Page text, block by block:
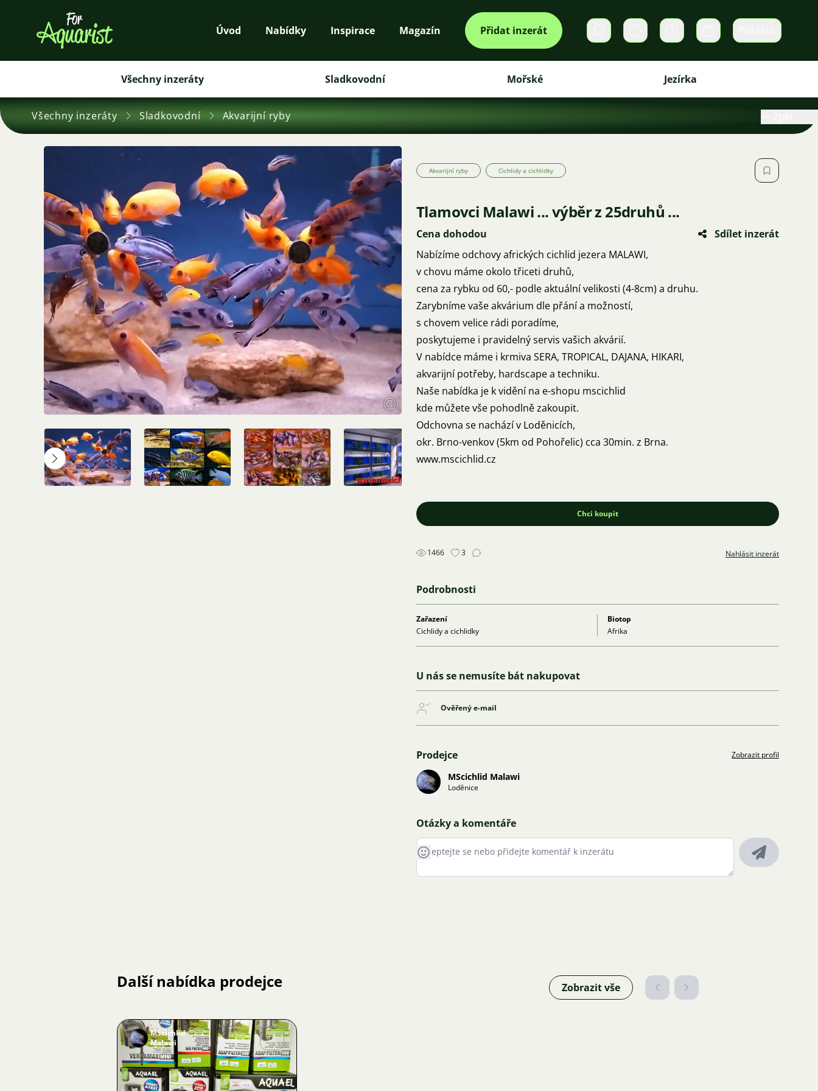
Úvod Nabídky Inspirace Magazín Přidat inzerát Soukromé zprávy Košík
Všechny inzeráty Sladkovodní Mořské Jezírka
Všechny inzeráty Sladkovodní Akvarijní ryby
Akvarijní ryby Cichlidy a cichlidky
Tlamovci Malawi ... výběr z 25druhů ...
Cena dohodou
Sdílet inzerát
Nabízíme odchovy afrických cichlid jezera MALAWI,
v chovu máme okolo třiceti druhů,
cena za rybku od 60,- podle aktuální velikosti (4-8cm) a druhu.
Zarybníme vaše akvárium dle přání a možností,
s chovem velice rádi poradíme,
poskytujeme i pravidelný servis vašich akvárií.
V nabídce máme i krmiva SERA, TROPICAL, DAJANA, HIKARI,
akvarijní potřeby, hardscape a techniku.
Naše nabídka je k vidění na e-shopu mscichlid
kde můžete vše pohodlně zakoupit.
Odchovna se nachází v Loděnicích,
okr. Brno-venkov (5km od Pohořelic) cca 30min. z Brna.
www.mscichlid.cz
Chci koupit
1466 3 Nahlásit inzerát
Podrobnosti
Zařazení
Cichlidy a cichlidky
Biotop
Afrika
U nás se nemusíte bát nakupovat
Ověřený e-mail
Prodejce Zobrazit profil
MScichlid Malawi
Loděnice
Otázky a komentáře
Další nabídka prodejce Zobrazit vše
Obrázek
MScichlid
Malawi